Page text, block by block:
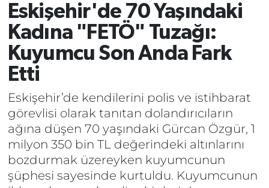
Eskişehir'de 70 Yaşındaki
Kadına "FETÖ" Tuzağı:
Kuyumcu Son Anda Fark
Etti
Eskişehir’de kendilerini polis ve istihbarat
görevlisi olarak tanıtan dolandırıcıların
ağına düşen 70 yaşındaki Gürcan Özgür, 1
milyon 350 bin TL değerindeki altınlarını
bozdurmak üzereyken kuyumcunun
şüphesi sayesinde kurtuldu. Kuyumcunun